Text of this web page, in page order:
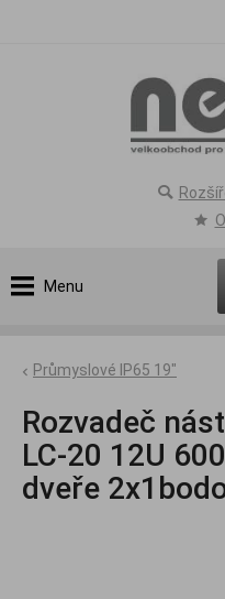
Menu
Průmyslové IP65 19"
Rozvadeč
LC-20 12U
dveře